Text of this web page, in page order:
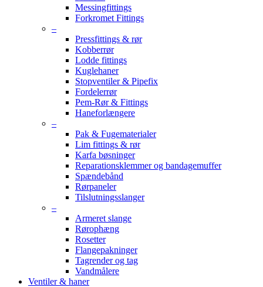
Messingfittings
Forkromet Fittings
–
Pressfittings & rør
Kobberrør
Lodde fittings
Kuglehaner
Stopventiler & Pipefix
Fordelerrør
Pem-Rør & Fittings
Haneforlængere
–
Pak & Fugematerialer
Lim fittings & rør
Karfa bøsninger
Reparationsklemmer og bandagemuffer
Spændebånd
Rørpaneler
Tilslutningsslanger
–
Armeret slange
Rørophæng
Rosetter
Flangepakninger
Tagrender og tag
Vandmålere
Ventiler & haner